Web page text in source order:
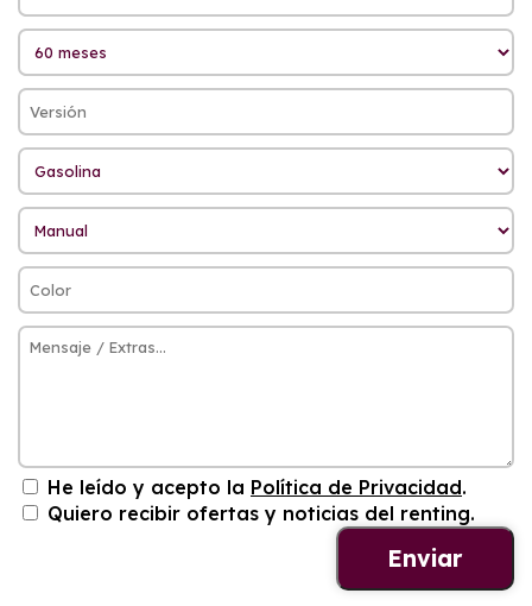
He leído y acepto la Política de Privacidad.
Quiero recibir ofertas y noticias del renting.